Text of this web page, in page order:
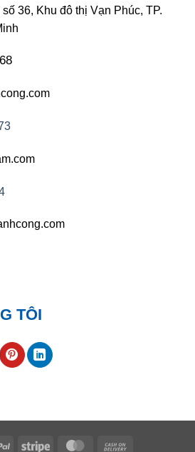
36, Khu đô thị Vạn Phúc, TP.
TÔI
PayPal Stripe MasterCard